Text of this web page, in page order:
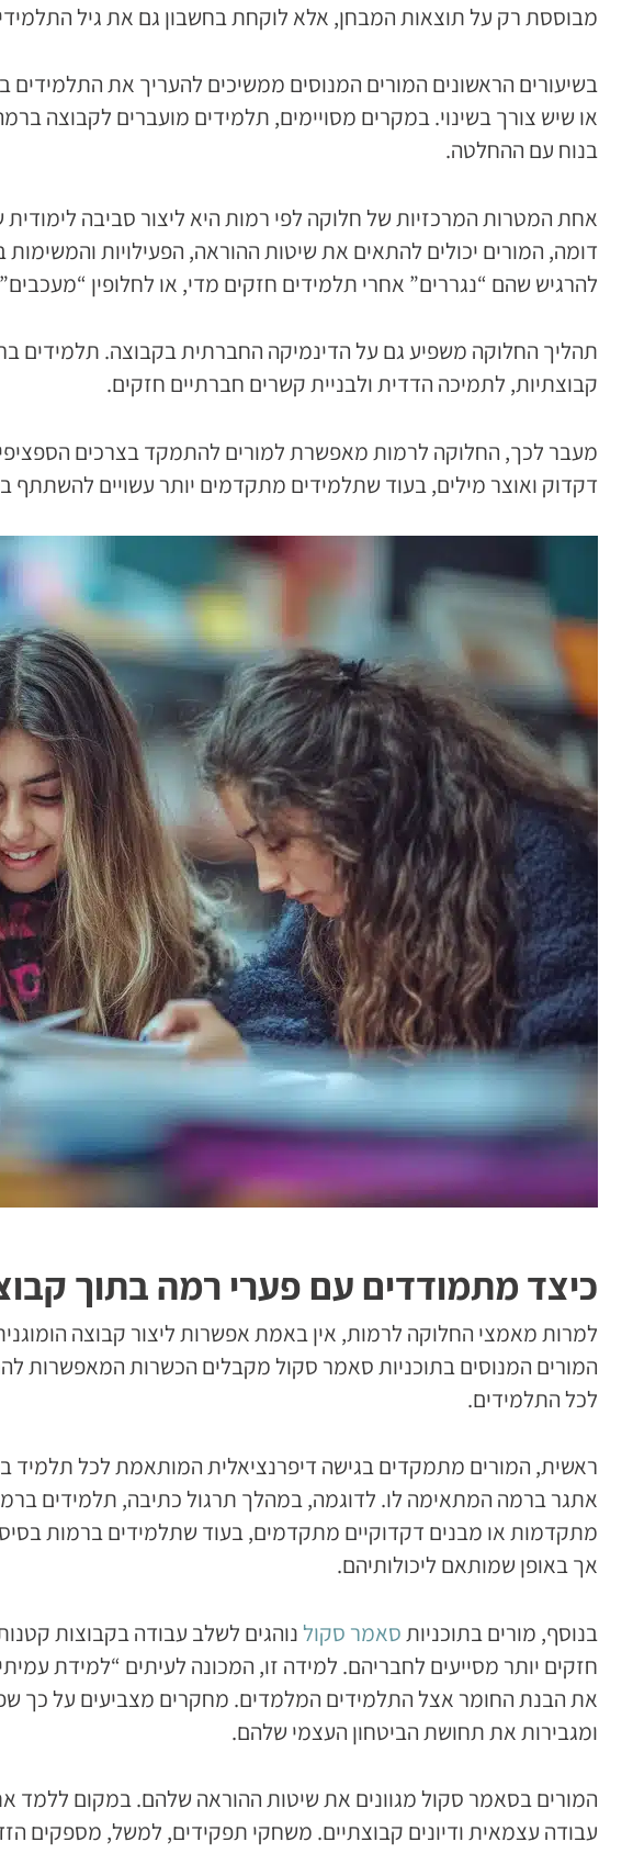
מבוססת רק על תוצאות המבחן, אלא לוקחת בחשבון גם את גיל
בשיעורים הראשונים המורים המנוסים ממשיכים להעריך את התלמידים
או שיש צורך בשינוי. במקרים מסויימים, תלמידים מועברים לקבוצה
בנוח עם ההחלטה.
אחת המטרות המרכזיות של חלוקה לפי רמות היא ליצור סביבה
דומה, המורים יכולים להתאים את שיטות ההוראה, הפעילויות
להרגיש שהם “נגררים” אחרי תלמידים חזקים מדי, או לחלופין
תהליך החלוקה משפיע גם על הדינמיקה החברתית בקבוצה. תלמידים
קבוצתיות, לתמיכה הדדית ולבניית קשרים חברתיים חזקים.
מעבר לכך, החלוקה לרמות מאפשרת למורים להתמקד בצרכים
דקדוק ואוצר מילים, בעוד שתלמידים מתקדמים יותר עשויים להשתתף
כיצד מתמודדים עם פערי רמה בתוך
למרות מאמצי החלוקה לרמות, אין באמת אפשרות ליצור קבוצה
המורים המנוסים בתוכניות סאמר סקול מקבלים הכשרות המאפשרות
לכל התלמידים.
ראשית, המורים מתמקדים בגישה דיפרנציאלית המותאמת לכל תלמיד
אתגר ברמה המתאימה לו. לדוגמה, במהלך תרגול כתיבה, תלמידים
מתקדמות או מבנים דקדוקיים מתקדמים, בעוד שתלמידים ברמות
אך באופן שמותאם ליכולותיהם.
בנוסף, מורים בתוכניותסאמר סקולנוהגים לשלב עבודה בקבוצות
חזקים יותר מסייעים לחבריהם. למידה זו, המכונה לעיתים “למידת
את הבנת החומר אצל התלמידים המלמדים. מחקרים מצביעים על כך
ומגבירות את תחושת הביטחון העצמי שלהם.
המורים בסאמר סקול מגוונים את שיטות ההוראה שלהם. במקום ללמד
עבודה עצמאית ודיונים קבוצתיים. משחקי תפקידים, למשל,